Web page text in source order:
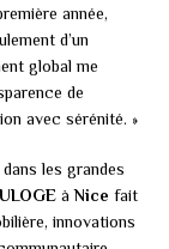
année,
d’un
global me
de
avec sérénité. »
les grandes
àNice fait
innovations